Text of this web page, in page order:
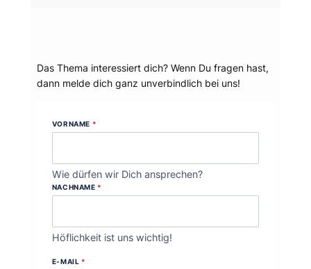
Das Thema interessiert dich? Wenn Du fragen hast,
dann melde dich ganz unverbindlich bei uns!
VORNAME *
Wie dürfen wir Dich ansprechen?
NACHNAME *
Höflichkeit ist uns wichtig!
E-MAIL *